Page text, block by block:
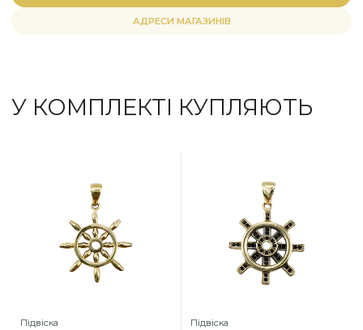
АДРЕСИ МАГАЗИНІВ
У КОМПЛЕКТІ КУПЛЯЮТЬ
Підвіска Підвіска